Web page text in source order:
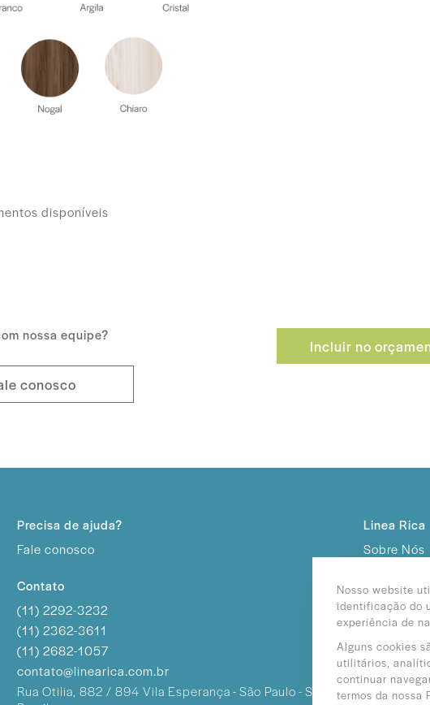
disponíveis
nossa equipe?
conosco
Incluir no
Precisa de ajuda?
Fale conosco
Contato
(11) 2292-3232
(11) 2362-3611
(11) 2682-1057
contato@linearica.com.br
Rua Otilia, 882 / 894Vila Esperança - São Paulo - SP /
Linea Rica
Sobre Nós
Nosso website
identificação do
experiência de
Alguns cookies
utilitários,
continuar
termos da nossa